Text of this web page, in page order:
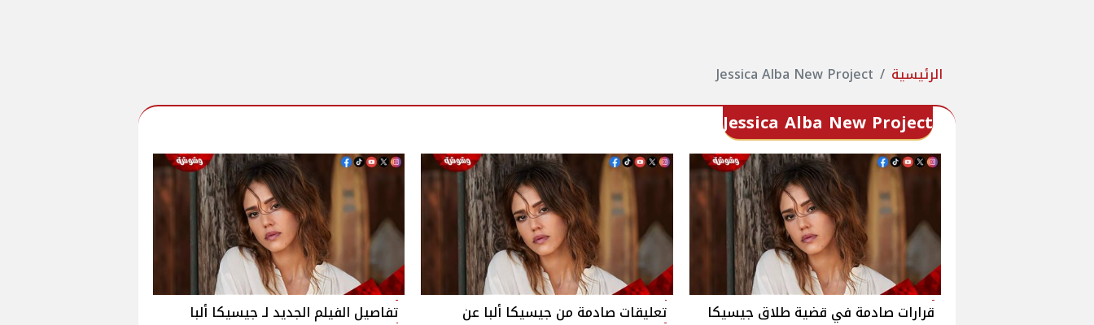
الرئيسية Jessica Alba New Project
Jessica Alba New Project
قرارات صادمة في قضية طلاق جيسيكا
تعليقات صادمة من جيسيكا ألبا عن
تفاصيل الفيلم الجديد لـ جيسيكا ألبا